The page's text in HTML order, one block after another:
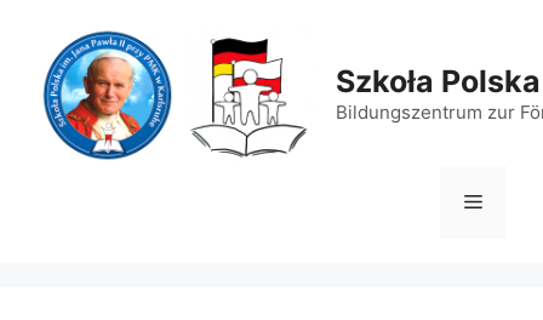
springen
Szkoła
Bildungszentrum zur
Menü